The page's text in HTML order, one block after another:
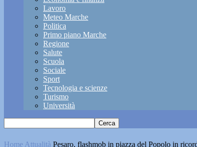
Lavoro
Meteo Marche
Politica
Primo piano Marche
Regione
Salute
Scuola
Sociale
Sport
Tecnologia e scienze
Turismo
Università
Home Attualità Pesaro, flashmob in piazza del Popolo in